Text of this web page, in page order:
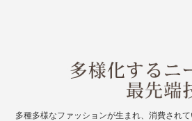
多種多様なファッションが生まれ、消費され